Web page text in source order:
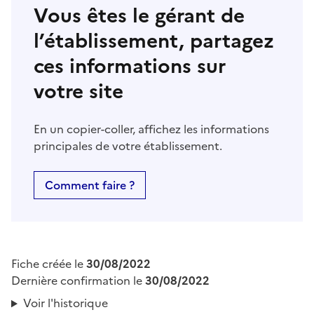
Vous êtes le gérant de
l’établissement, partagez
ces informations sur
votre site
En un copier-coller, affichez les informations
principales de votre établissement.
Comment faire ?
Fiche créée le30/08/2022
Dernière confirmation le30/08/2022
Voir l'historique